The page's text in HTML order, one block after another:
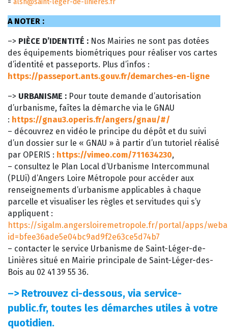
A NOTER :
–> PIÈCE D’IDENTITÉ : Nos Mairies ne sont pas dotées
des équipements biométriques pour réaliser vos cartes
d’identité et passeports. Plus d’infos :
https://passeport.ants.gouv.fr/demarches-en-ligne
–> URBANISME : Pour toute demande d’autorisation
d’urbanisme, faîtes la démarche via le GNAU
: https://gnau3.operis.fr/angers/gnau/#/
– découvrez en vidéo le principe du dépôt et du suivi
d’un dossier sur le « GNAU » à partir d’un tutoriel réalisé
par OPERIS : https://vimeo.com/711634230,
– consultez le Plan Local d’Urbanisme Intercommunal
(PLUi) d’Angers Loire Métropole pour accéder aux
renseignements d’urbanisme applicables à chaque
parcelle et visualiser les règles et servitudes qui s’y
appliquent :
https://sigalm.angersloiremetropole.fr/portal/apps/
id=bfee36ade5e04bc9ad9f2e63ce5d74b7
– contacter le service Urbanisme de Saint-Léger-de-
Linières situé en Mairie principale de Saint-Léger-des-
Bois au 02 41 39 55 36.
–> Retrouvez ci-dessous, via service-
public.fr, toutes les démarches utiles à votre
quotidien.